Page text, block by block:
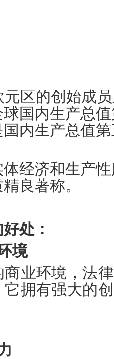
元区的创始成
国内生产总
内生产总值
经济和生产
良著称。
处：
境
业环境，法
它拥有强大的